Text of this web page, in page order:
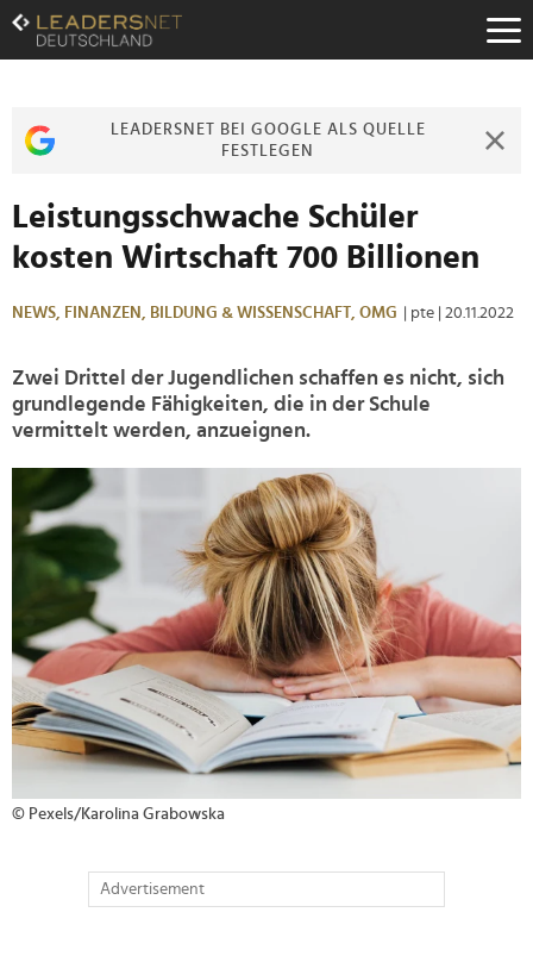
Zum
Inhalt
Zur
Zur
LEADERSNET BEI GOOGLE ALS QUELLE
FESTLEGEN
Leistungsschwache Schüler
kosten Wirtschaft 700 Billionen
NEWS, FINANZEN, BILDUNG & WISSENSCHAFT, OMG | pte | 20.11.2022
Zwei Drittel der Jugendlichen schaffen es nicht, sich
grundlegende Fähigkeiten, die in der Schule
vermittelt werden, anzueignen.
© Pexels/Karolina Grabowska
Advertisement